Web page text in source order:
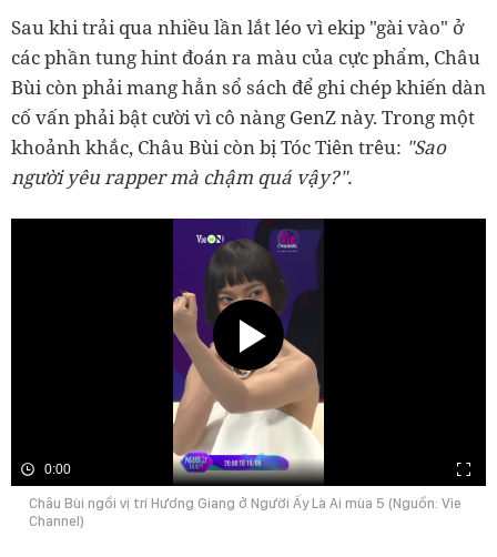
Sau khi trải qua nhiều lần lắt léo vì ekip "gài vào" ở
các phần tung hint đoán ra màu của cực phẩm, Châu
Bùi còn phải mang hẳn sổ sách để ghi chép khiến dàn
cố vấn phải bật cười vì cô nàng GenZ này. Trong một
khoảnh khắc, Châu Bùi còn bị Tóc Tiên trêu: "Sao
người yêu rapper mà chậm quá vậy?".
0:00
Châu Bùi ngồi vị trí Hương Giang ở Người Ấy Là Ai mùa 5 (Nguồn: Vie
Channel)